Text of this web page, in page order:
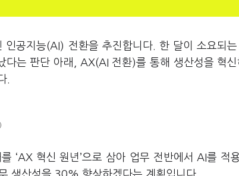
공지능(AI) 전환을 추진합니다. 한 달이 소요되
다는 판단 아래, AX(AI 전환)를 통해 생산성을 혁
.
‘AX 혁신 원년’으로 삼아 업무 전반에서 AI를 적